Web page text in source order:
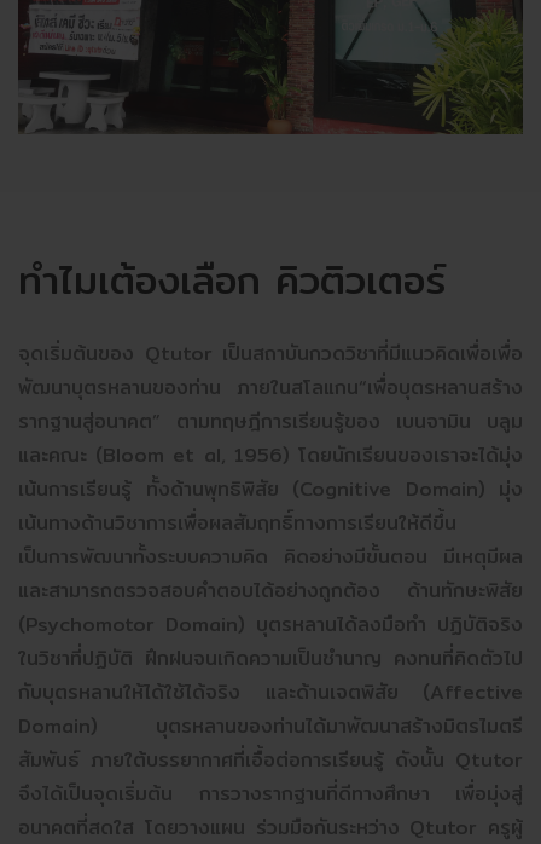
ทำไมเต้องเลือก คิวติวเตอร์
จุดเริ่มต้นของ Qtutor เป็นสถาบันกวดวิชาที่มีแนวคิดเพื่อเพื่อ
พัฒนาบุตรหลานของท่าน ภายในสโลแกน“เพื่อบุตรหลานสร้าง
รากฐานสู่อนาคต” ตามทฤษฎีการเรียนรู้ของ เบนจามิน บลูม
และคณะ (Bloom et al, 1956) โดยนักเรียนของเราจะได้มุ่ง
เน้นการเรียนรู้ ทั้งด้านพุทธิพิสัย (Cognitive Domain) มุ่ง
เน้นทางด้านวิชาการเพื่อผลสัมฤทธิ์ทางการเรียนให้ดีขึ้น
เป็นการพัฒนาทั้งระบบความคิด คิดอย่างมีขั้นตอน มีเหตุมีผล
และสามารถตรวจสอบคำตอบได้อย่างถูกต้อง ด้านทักษะพิสัย
(Psychomotor Domain) บุตรหลานได้ลงมือทำ ปฏิบัติจริง
ในวิชาที่ปฏิบัติ ฝึกฝนจนเกิดความเป็นชำนาญ คงทนที่คิดตัวไป
กับบุตรหลานให้ได้ใช้ได้จริง และด้านเจตพิสัย (Affective
Domain) บุตรหลานของท่านได้มาพัฒนาสร้างมิตรไมตรี
สัมพันธ์ ภายใต้บรรยากาศที่เอื้อต่อการเรียนรู้ ดังนั้น Qtutor
จึงได้เป็นจุดเริ่มต้น การวางรากฐานที่ดีทางศึกษา เพื่อมุ่งสู่
อนาคตที่สดใส โดยวางแผน ร่วมมือกันระหว่าง Qtutor ครูผู้